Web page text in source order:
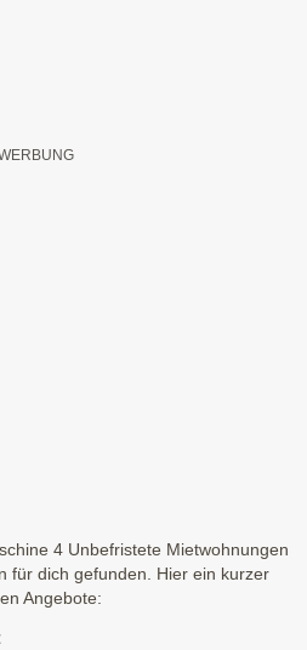
4 Unbefristete Mietwohnungen
für dich gefunden. Hier ein kurzer
Angebote: